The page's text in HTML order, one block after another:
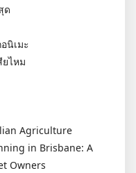
ด
นิเมะ
ไหม
Agriculture
in Brisbane: A
Owners